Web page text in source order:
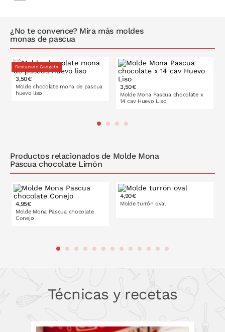
¿No te convence? Mira más moldes
monas de pascua
Destacado Gadgets
3,50€
Molde chocolate mona de pascua
huevo liso
12 cm 13 cm 3,50€
Molde Mona Pascua chocolate x
14 cav Huevo Liso
Productos relacionados de Molde Mona
Pascua chocolate Limón
4,95€
Molde Mona Pascua chocolate
Conejo
4,90€
Molde turrón oval
Técnicas y recetas